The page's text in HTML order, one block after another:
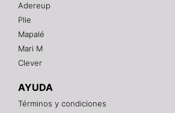
Adereup
Plie
Mapalé
Mari M
Clever
AYUDA
Términos y condiciones
¡Hola! 👋
Gracias por visitarnos. Te asesoramos
personalmente con tu compra: tallas,
pagos.
Recuerda: 10% de descuento en tu
Contáctanos por el canal que prefieras